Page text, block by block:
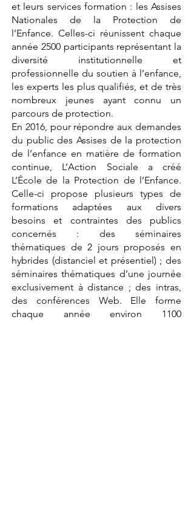
et leurs services formation : les Assises
Nationales de la Protection de
l’Enfance. Celles-ci réunissent chaque
année 2500 participants représentant la
diversité institutionnelle et
professionnelle du soutien à l’enfance,
les experts les plus qualifiés, et de très
nombreux jeunes ayant connu un
parcours de protection.
En 2016, pour répondre aux demandes
du public des Assises de la protection
de l’enfance en matière de formation
continue, L’Action Sociale a créé
L’École de la Protection de l’Enfance.
Celle-ci propose plusieurs types de
formations adaptées aux divers
besoins et contraintes des publics
concernés : des séminaires
thématiques de 2 jours proposés en
hybrides (distanciel et présentiel) ; des
séminaires thématiques d’une journée
exclusivement à distance ; des intras,
des conférences Web. Elle forme
chaque année environ 1100